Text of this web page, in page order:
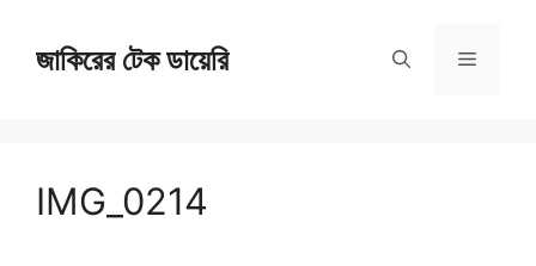
জাকিরের টেক ডায়েরি Menu
IMG_0214